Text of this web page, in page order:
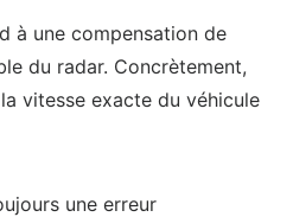
à une compensation de
du radar. Concrètement,
vitesse exacte du véhicule
une erreur